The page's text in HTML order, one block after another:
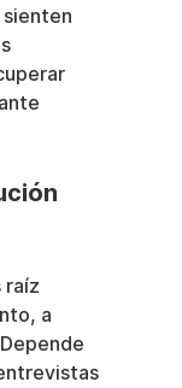
sienten
raíz
a